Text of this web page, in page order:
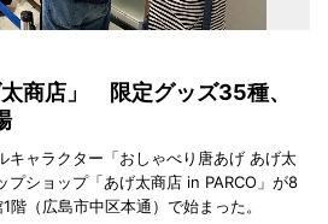
商店」 限定グッズ35種、
キャラクター「おしゃべり唐あげ あげ太
プショップ「あげ太商店 in PARCO」が8
階（広島市中区本通）で始まった。